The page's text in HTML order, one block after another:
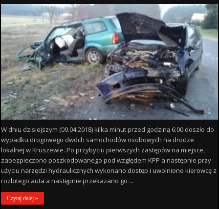
W dniu dzisiejszym (09.04.2018) kilka minut przed godziną 6:00 doszło do
wypadku drogowego dwóch samochodów osobowych na drodze
lokalnej w Kruszewie. Po przybyciu pierwszych zastępów na miejsce,
zabezpieczono poszkodowanego pod względem KPP a następnie przy
użyciu narzędzi hydraulicznych wykonano dostęp i uwolniono kierowcę z
rozbitego auta a następnie przekazano go ...
Czytaj dalej »